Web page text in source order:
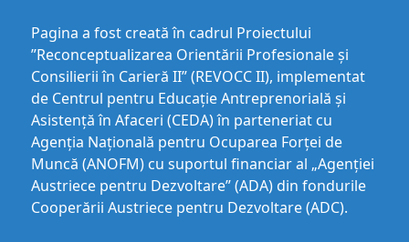
Pagina a fost creată în cadrul Proiectului
”Reconceptualizarea Orientării Profesionale și
Consilierii în Carieră II” (REVOCC II), implementat
de Centrul pentru Educaţie Antreprenorială şi
Asistenţă în Afaceri (CEDA) în parteneriat cu
Agenția Națională pentru Ocuparea Forței de
Muncă (ANOFM) cu suportul financiar al „Agenției
Austriece pentru Dezvoltare” (ADA) din fondurile
Cooperării Austriece pentru Dezvoltare (ADC).